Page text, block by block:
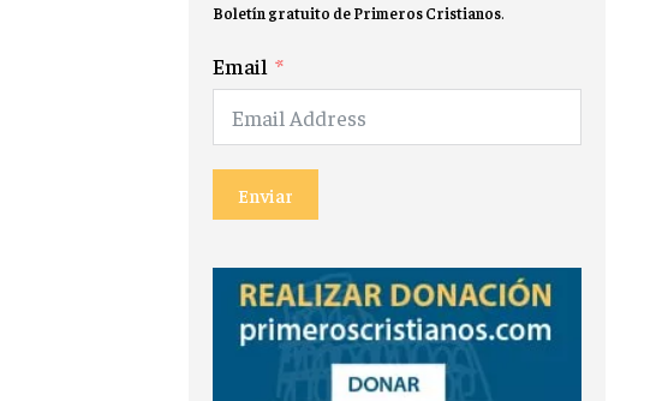
Boletín gratuito de Primeros Cristianos.
Email
Enviar